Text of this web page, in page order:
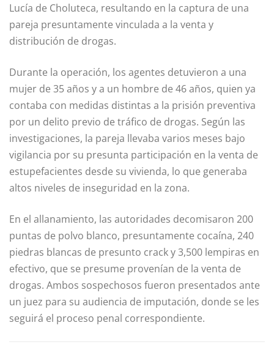
Lucía de Choluteca, resultando en la captura de una
pareja presuntamente vinculada a la venta y
distribución de drogas.
Durante la operación, los agentes detuvieron a una
mujer de 35 años y a un hombre de 46 años, quien ya
contaba con medidas distintas a la prisión preventiva
por un delito previo de tráfico de drogas. Según las
investigaciones, la pareja llevaba varios meses bajo
vigilancia por su presunta participación en la venta de
estupefacientes desde su vivienda, lo que generaba
altos niveles de inseguridad en la zona.
En el allanamiento, las autoridades decomisaron 200
puntas de polvo blanco, presuntamente cocaína, 240
piedras blancas de presunto crack y 3,500 lempiras en
efectivo, que se presume provenían de la venta de
drogas. Ambos sospechosos fueron presentados ante
un juez para su audiencia de imputación, donde se les
seguirá el proceso penal correspondiente.